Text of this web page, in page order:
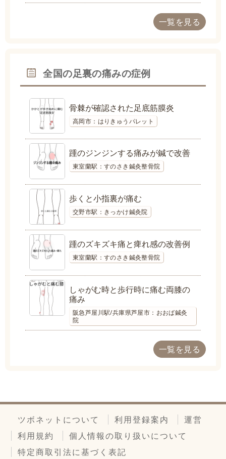
一覧を見る
全国の足裏の痛みの症例
骨棘が確認された足底筋膜炎
高岡市：はりきゅうパレット
踵のジンジンする痛みが鍼で改善
東室蘭駅：すのさき鍼灸整骨院
歩くと小指裏が痛む
交野市駅：きっかけ鍼灸院
踵のズキズキ痛と痺れ感の改善例
東室蘭駅：すのさき鍼灸整骨院
しゃがむ時と歩行時に痛む両膝の
痛み
阪急芦屋川駅/兵庫県芦屋市：おおば鍼灸
院
一覧を見る
ツボネットについて 利用登録案内
運営
利用規約
個人情報の取り扱いについて
特定商取引法に基づく表記